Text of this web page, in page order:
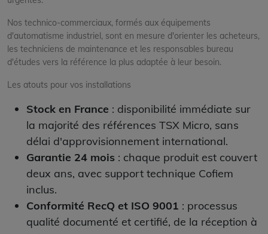
Nos technico-commerciaux, formés aux équipements
d'automatisme industriel, sont en mesure d'orienter les acheteurs,
les techniciens de maintenance et les responsables bureau
d'études vers la référence la plus adaptée à leur besoin.
Les atouts pour vos installations
Stock en France : disponibilité immédiate sur
la majorité des références TSX Micro, sans
délai d'approvisionnement international.
Garantie 24 mois : chaque produit est couvert
deux ans, avec support technique Cofiem
inclus.
Conformité RecQ et ISO 9001 : processus
qualité documenté et certifié, de la réception à